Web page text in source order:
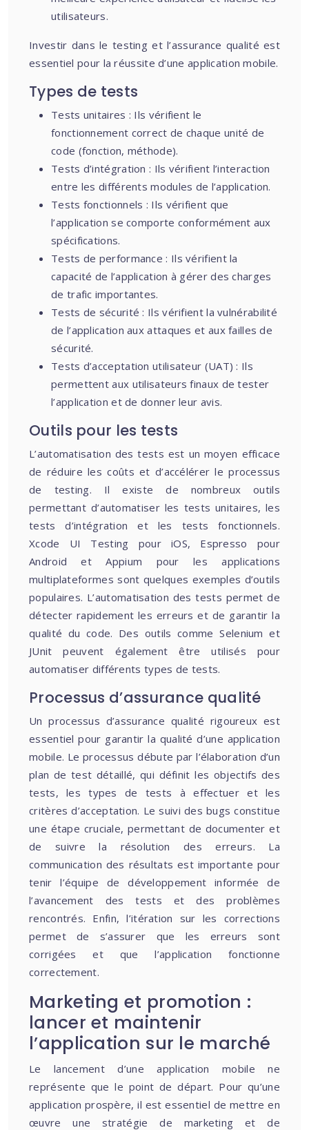
utilisateurs.
Investir dans le testing et l’assurance qualité est
essentiel pour la réussite d’une application mobile.
Types de tests
Tests unitaires : Ils vérifient le
fonctionnement correct de chaque unité de
code (fonction, méthode).
Tests d’intégration : Ils vérifient l’interaction
entre les différents modules de l’application.
Tests fonctionnels : Ils vérifient que
l’application se comporte conformément aux
spécifications.
Tests de performance : Ils vérifient la
capacité de l’application à gérer des charges
de trafic importantes.
Tests de sécurité : Ils vérifient la vulnérabilité
de l’application aux attaques et aux failles de
sécurité.
Tests d’acceptation utilisateur (UAT) : Ils
permettent aux utilisateurs finaux de tester
l’application et de donner leur avis.
Outils pour les tests
L’automatisation des tests est un moyen efficace
de réduire les coûts et d’accélérer le processus
de testing. Il existe de nombreux outils
permettant d’automatiser les tests unitaires, les
tests d’intégration et les tests fonctionnels.
Xcode UI Testing pour iOS, Espresso pour
Android et Appium pour les applications
multiplateformes sont quelques exemples d’outils
populaires. L’automatisation des tests permet de
détecter rapidement les erreurs et de garantir la
qualité du code. Des outils comme Selenium et
JUnit peuvent également être utilisés pour
automatiser différents types de tests.
Processus d’assurance qualité
Un processus d’assurance qualité rigoureux est
essentiel pour garantir la qualité d’une application
mobile. Le processus débute par l’élaboration d’un
plan de test détaillé, qui définit les objectifs des
tests, les types de tests à effectuer et les
critères d’acceptation. Le suivi des bugs constitue
une étape cruciale, permettant de documenter et
de suivre la résolution des erreurs. La
communication des résultats est importante pour
tenir l’équipe de développement informée de
l’avancement des tests et des problèmes
rencontrés. Enfin, l’itération sur les corrections
permet de s’assurer que les erreurs sont
corrigées et que l’application fonctionne
correctement.
Marketing et promotion :
lancer et maintenir
l’application sur le marché
Le lancement d’une application mobile ne
représente que le point de départ. Pour qu’une
application prospère, il est essentiel de mettre en
œuvre une stratégie de marketing et de